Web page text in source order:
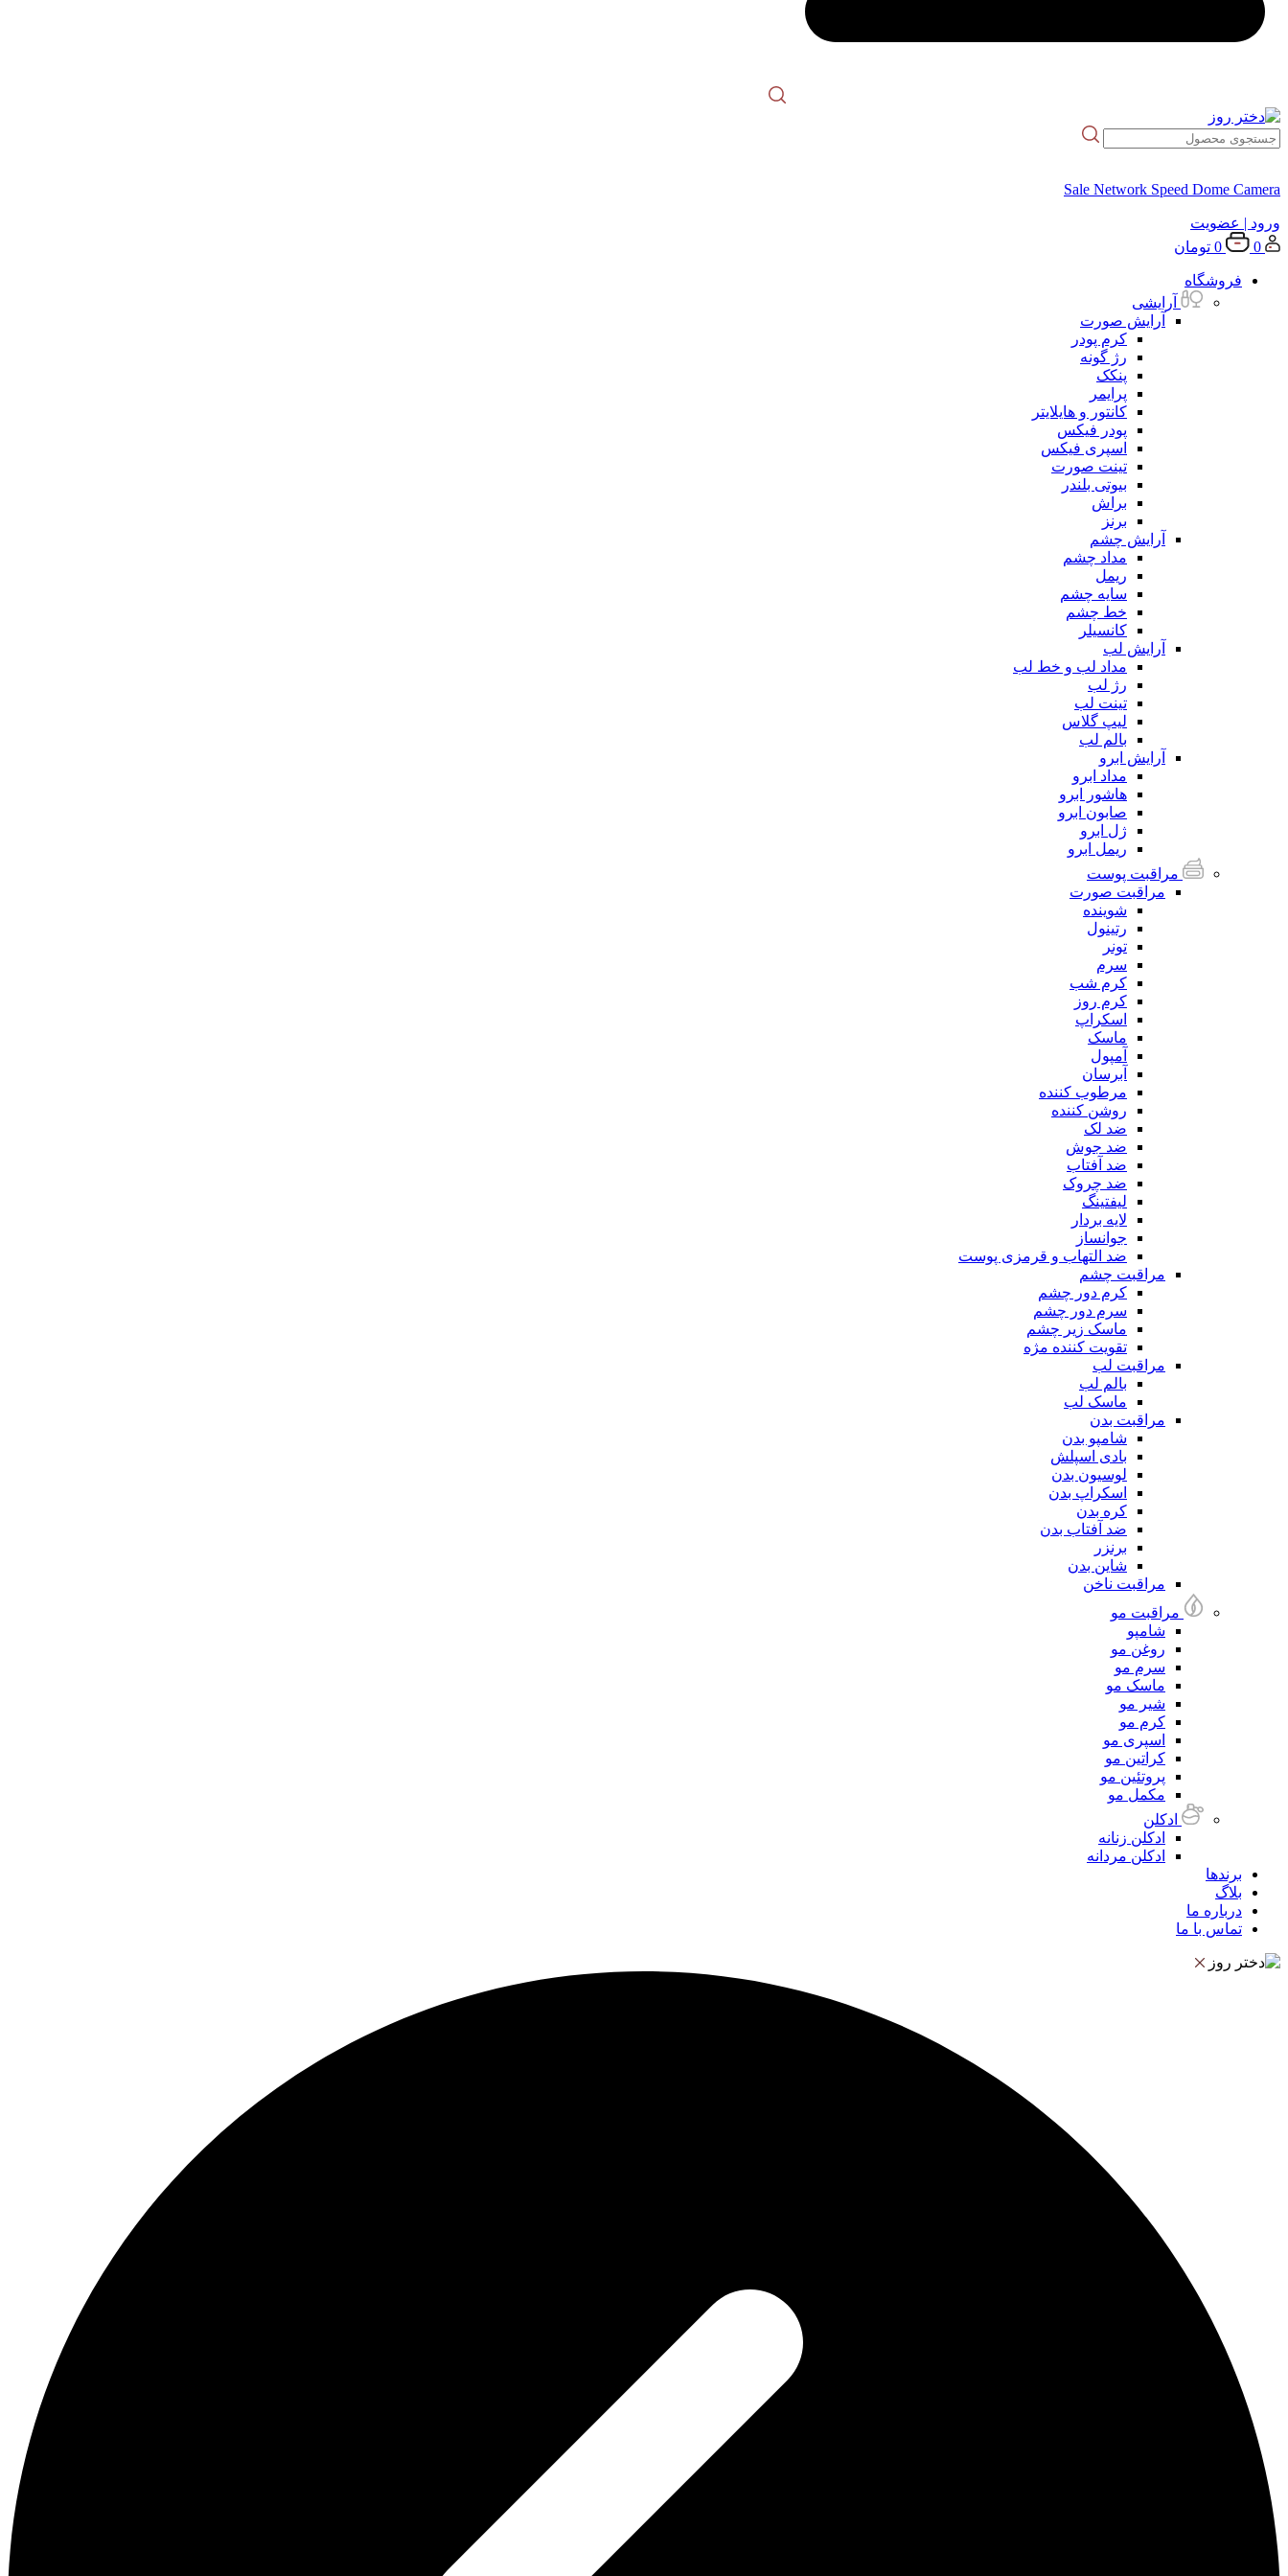
Sale Network Speed Dome Camera
ورود | عضویت
0
0 تومان
فروشگاه
آرایشی
آرایش صورت
کرم پودر
رژ گونه
پنکک
پرایمر
کانتور و هایلایتر
پودر فیکس
اسپری فیکس
تینت صورت
بیوتی بلندر
براش
برنز
آرایش چشم
مداد چشم
ریمل
سایه چشم
خط چشم
کانسیلر
آرایش لب
مداد لب و خط لب
رژ لب
تینت لب
لیپ گلاس
بالم لب
آرایش ابرو
مداد ابرو
هاشور ابرو
صابون ابرو
ژل ابرو
ریمل ابرو
مراقبت پوست
مراقبت صورت
شوینده
رتینول
تونر
سرم
کرم شب
کرم روز
اسکراپ
ماسک
آمپول
آبرسان
مرطوب کننده
روشن کننده
ضد لک
ضد جوش
ضد آفتاب
ضد چروک
لیفتینگ
لایه بردار
جوانساز
ضد التهاب و قرمزی پوست
مراقبت چشم
کرم دور چشم
سرم دور چشم
ماسک زیر چشم
تقویت کننده مژه
مراقبت لب
بالم لب
ماسک لب
مراقبت بدن
شامپو بدن
بادی اسپلش
لوسیون بدن
اسکراپ بدن
کره بدن
ضد آفتاب بدن
برنزر
شاین بدن
مراقبت ناخن
مراقبت مو
شامپو
روغن مو
سرم مو
ماسک مو
شیر مو
کرم مو
اسپری مو
کراتین مو
پروتئین مو
مکمل مو
ادکلن
ادکلن زنانه
ادکلن مردانه
برندها
بلاگ
درباره ما
تماس با ما